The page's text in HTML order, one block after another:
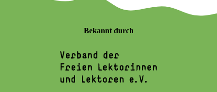
Bekannt durch